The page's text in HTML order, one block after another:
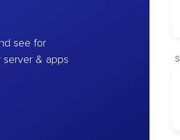
see for
server & apps